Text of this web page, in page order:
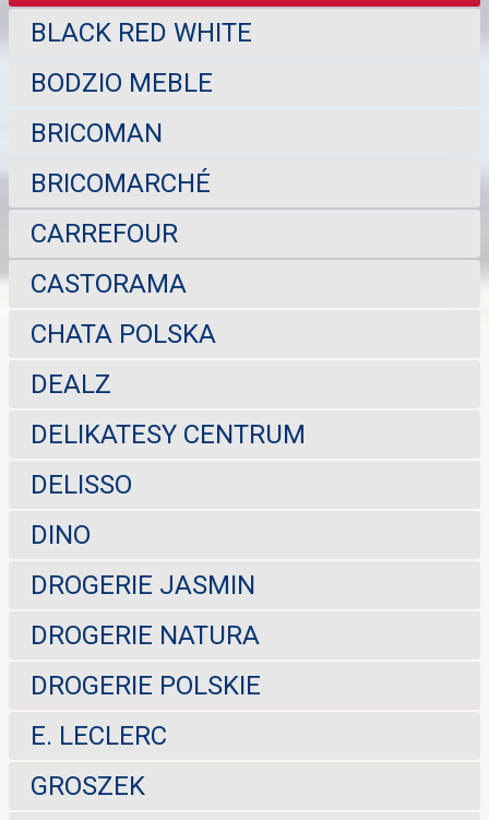
BLACK RED WHITE
BODZIO MEBLE
BRICOMAN
BRICOMARCHÉ
CARREFOUR
CASTORAMA
CHATA POLSKA
DEALZ
DELIKATESY CENTRUM
DELISSO
DINO
DROGERIE JASMIN
DROGERIE NATURA
DROGERIE POLSKIE
E. LECLERC
GROSZEK